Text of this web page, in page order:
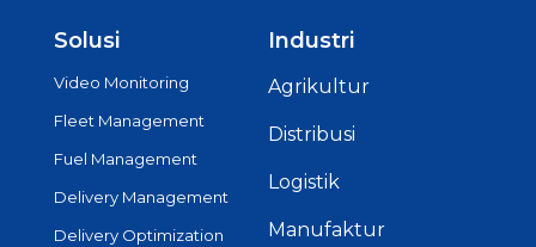
Solusi
Video Monitoring
Fleet Management
Fuel Management
Delivery Management
Delivery Optimization
Industri
Agrikultur
Distribusi
Logistik
Manufaktur